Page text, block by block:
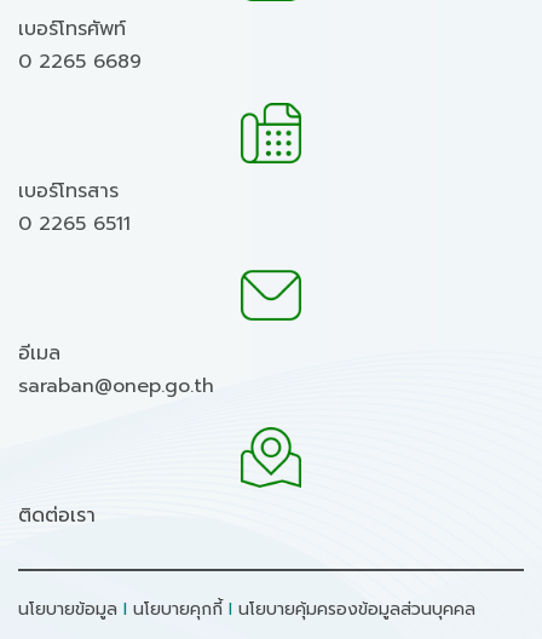
เบอร์โทรศัพท์
0 2265 6689
เบอร์โทรสาร
0 2265 6511
อีเมล
saraban@onep.go.th
ติดต่อเรา
นโยบายข้อมูล I นโยบายคุกกี้I นโยบายคุ้มครองข้อมูลส่วนบุคคล